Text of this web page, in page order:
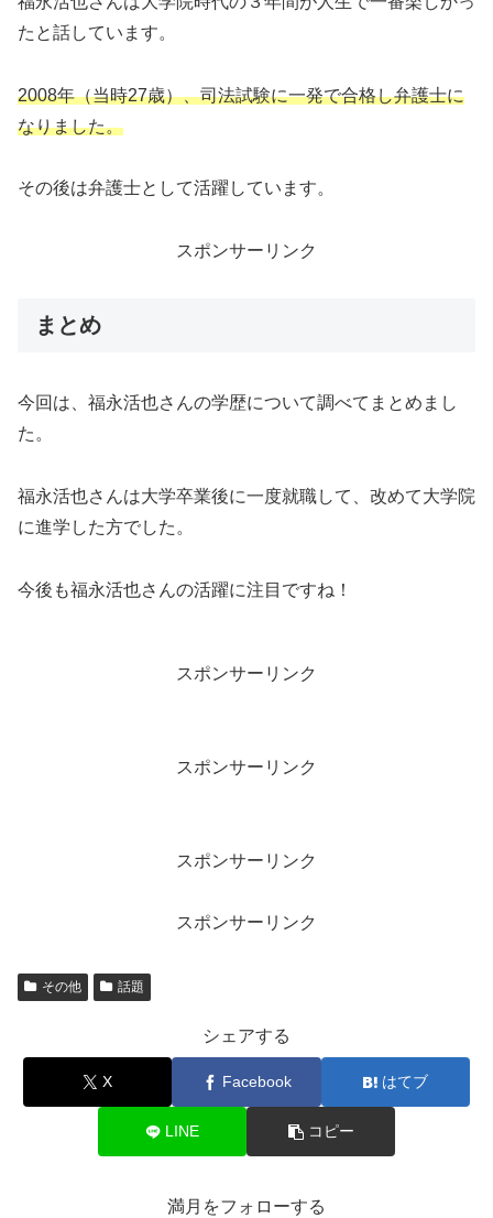
たと話しています。
2008年（当時27歳）、司法試験に一発で合格し弁護士に
なりました。
その後は弁護士として活躍しています。
スポンサーリンク
まとめ
今回は、福永活也さんの学歴について調べてまとめまし
た。
福永活也さんは大学卒業後に一度就職して、改めて大学院
に進学した方でした。
今後も福永活也さんの活躍に注目ですね！
スポンサーリンク
スポンサーリンク
スポンサーリンク
スポンサーリンク
その他 話題
シェアする
X Facebook はてブ
LINE コピー
満月をフォローする